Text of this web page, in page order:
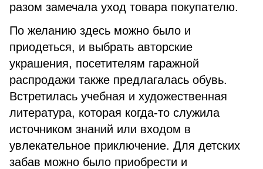
разом замечала уход товара покупателю.
По желанию здесь можно было и
приодеться, и выбрать авторские
украшения, посетителям гаражной
распродажи также предлагалась обувь.
Встретилась учебная и художественная
литература, которая когда-то служила
источником знаний или входом в
увлекательное приключение. Для детских
забав можно было приобрести и